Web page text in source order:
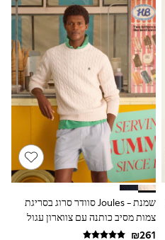
שמנת - Joules סוודר סרוג בסריגת
צמות מסיב כותנה עם צווארון עגול